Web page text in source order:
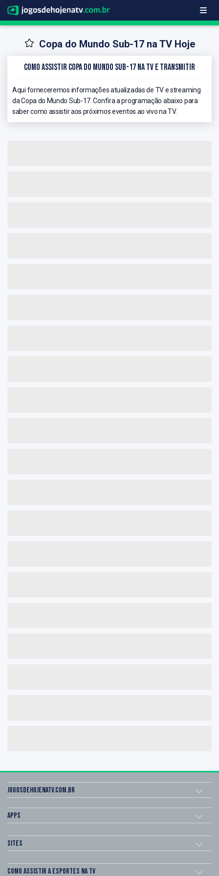
Copa do Mundo Sub-17 na TV Hoje
Como Assistir Copa do Mundo Sub-17 na TV e Transmitir
Aqui forneceremos informações atualizadas de TV e streaming
da Copa do Mundo Sub-17. Confira a programação abaixo para
saber como assistir aos próximos eventos ao vivo na TV.
Jogosdehojenatv.com.br
Apps
Sites
Como assistir a esportes na TV